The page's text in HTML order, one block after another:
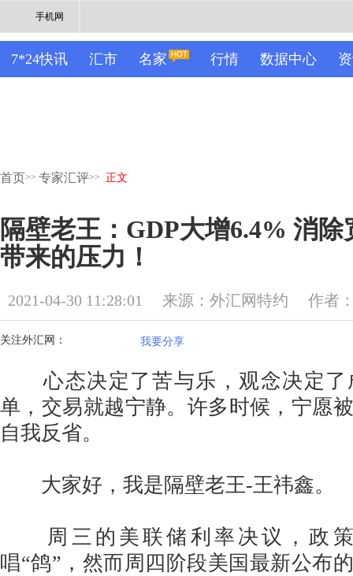
手机网
7*24快讯 汇市 名家 行情 数据中心
首页>> 专家汇评>> 正文
隔壁老王：GDP大增6.4% 消
带来的压力！
2021-04-30 11:28:01 来源：外汇网特约 作者
关注外汇网： 我要分享
心态决定了苦与乐，观念决定了
单，交易就越宁静。许多时候，宁愿
自我反省。
大家好，我是隔壁老王-王祎鑫。
周三的美联储利率决议，政策
唱“鸽”，然而周四阶段美国最新公布